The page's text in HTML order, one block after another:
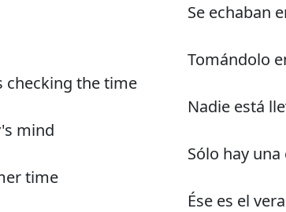
checking the time
mind
time
Se echaban
Tomándolo
Nadie está
Sólo hay
Ése es el